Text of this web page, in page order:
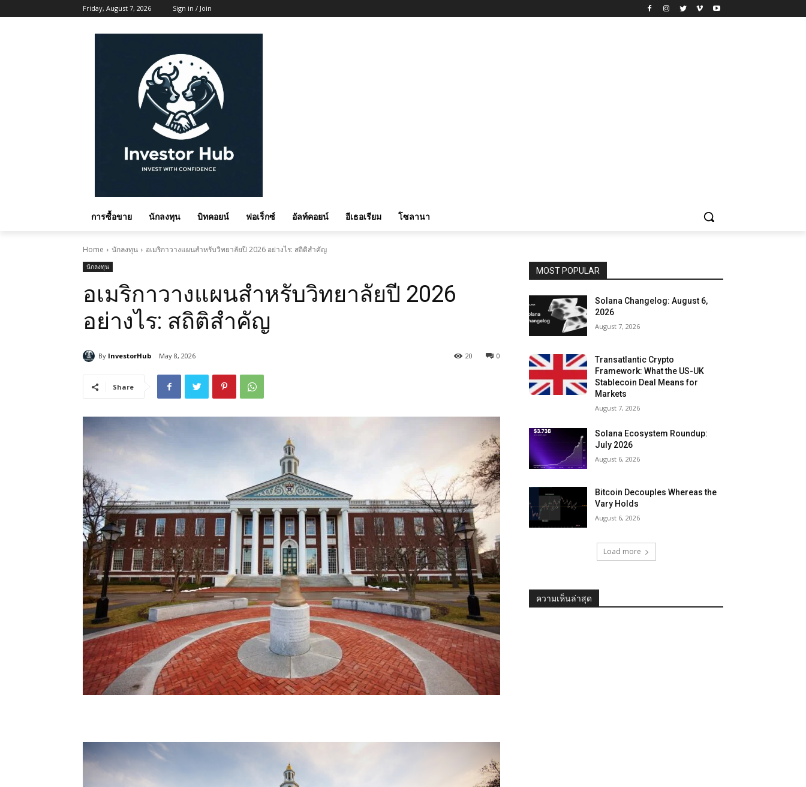
Friday, August 7, 2026 Sign in / Join
การซื้อขาย นักลงทุน บิทคอยน์ ฟอเร็กซ์ อัลท์คอยน์ อีเธอเรียม โซลานา
Home นักลงทุน อเมริกาวางแผนสำหรับวิทยาลัยปี 2026 อย่างไร: สถิติสำคัญ
นักลงทุน
อเมริกาวางแผนสำหรับวิทยาลัยปี 2026
อย่างไร: สถิติสำคัญ
By InvestorHub May 8, 2026 0
20
Share
MOST POPULAR
Solana Changelog: August 6,
2026
August 7, 2026
Transatlantic Crypto
Framework: What the US-UK
Stablecoin Deal Means for
Markets
August 7, 2026
Solana Ecosystem Roundup:
July 2026
August 6, 2026
Bitcoin Decouples Whereas the
Vary Holds
August 6, 2026
Load more
ความเห็นล่าสุด